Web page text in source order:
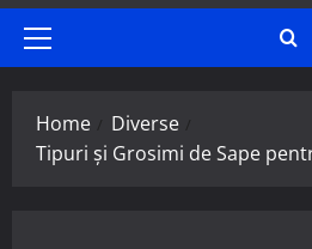
Primary
Home
Diverse
Tipuri și Grosimi de Sape